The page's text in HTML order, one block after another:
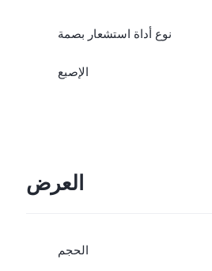
نوع أداة استشعار بصمة
الإصبع
العرض
الحجم